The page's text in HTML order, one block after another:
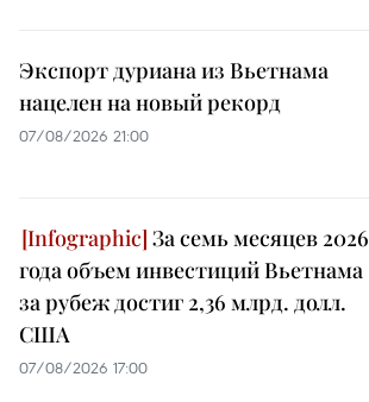
Экспорт дуриана из Вьетнама
нацелен на новый рекорд
07/08/2026 21:00
За семь месяцев 2026
года объем инвестиций Вьетнама
за рубеж достиг 2,36 млрд. долл.
США
07/08/2026 17:00